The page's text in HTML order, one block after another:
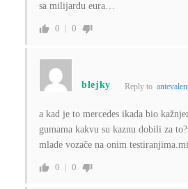
sa milijardu eura…
0 0
blejky Reply to
a kad je to mercedes ikada bio
gumama kakvu su kaznu dobili za to?
mlade vozače na onim
0 0